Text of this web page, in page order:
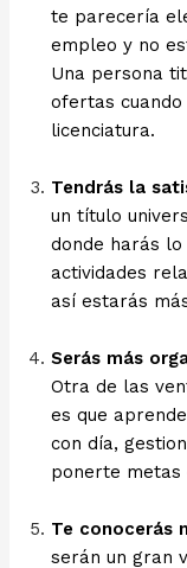
te parecería
empleo y no
Una persona
ofertas cuando
licenciatura.
Tendrás la
un título
donde harás
actividades
así estarás
Serás más
Otra de las
es que
con día,
ponerte metas
Te conocerás
serán un gran